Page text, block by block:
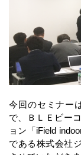
今回のセミナー
で、
ＢＬＥビー
ョン「iField
である株式会社